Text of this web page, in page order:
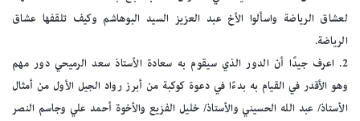
لعشاق الرياضة واسألوا الأخ عبد العزيز السيد البوهاشم وكيف تلقفها عشاق
الرياضة.
2. اعرف جيدًا أن الدور الذي سيقوم به سعادة الأستاذ سعد الرميحي دور مهم
وهو الأقدر في القيام به بدءًا في دعوة كوكبة من أبرز رواد الجيل الأول من أمثال
الأستاذ/ عبد الله الحسيني والأستاذ/ خليل الفزيع والأخوة أحمد علي وجاسم النصر